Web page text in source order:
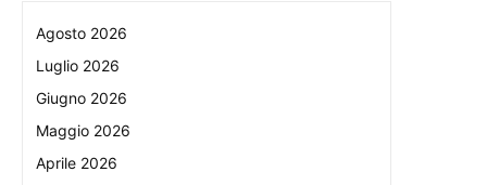
Agosto 2026
Luglio 2026
Giugno 2026
Maggio 2026
Aprile 2026